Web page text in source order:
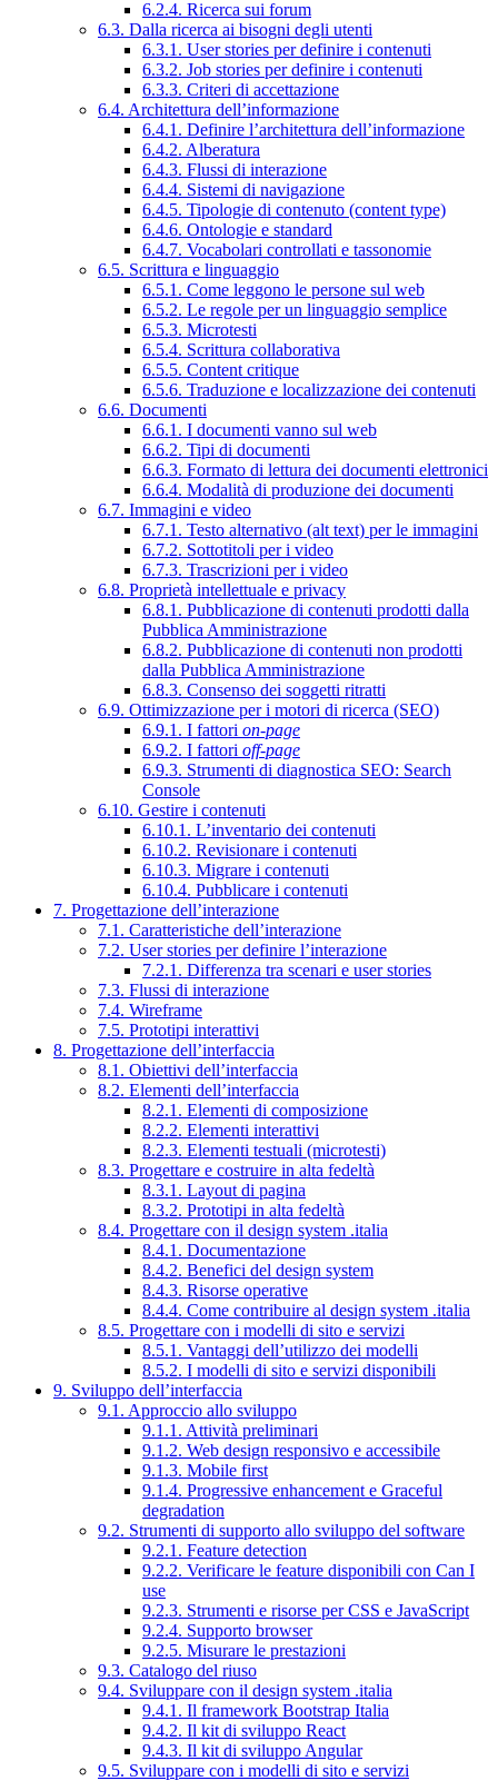
6.2.4. Ricerca sui forum
6.3. Dalla ricerca ai bisogni degli utenti
6.3.1. User stories per definire i contenuti
6.3.2. Job stories per definire i contenuti
6.3.3. Criteri di accettazione
6.4. Architettura dell’informazione
6.4.1. Definire l’architettura dell’informazione
6.4.2. Alberatura
6.4.3. Flussi di interazione
6.4.4. Sistemi di navigazione
6.4.5. Tipologie di contenuto (content type)
6.4.6. Ontologie e standard
6.4.7. Vocabolari controllati e tassonomie
6.5. Scrittura e linguaggio
6.5.1. Come leggono le persone sul web
6.5.2. Le regole per un linguaggio semplice
6.5.3. Microtesti
6.5.4. Scrittura collaborativa
6.5.5. Content critique
6.5.6. Traduzione e localizzazione dei contenuti
6.6. Documenti
6.6.1. I documenti vanno sul web
6.6.2. Tipi di documenti
6.6.3. Formato di lettura dei documenti elettronici
6.6.4. Modalità di produzione dei documenti
6.7. Immagini e video
6.7.1. Testo alternativo (alt text) per le immagini
6.7.2. Sottotitoli per i video
6.7.3. Trascrizioni per i video
6.8. Proprietà intellettuale e privacy
6.8.1. Pubblicazione di contenuti prodotti dalla
Pubblica Amministrazione
6.8.2. Pubblicazione di contenuti non prodotti
dalla Pubblica Amministrazione
6.8.3. Consenso dei soggetti ritratti
6.9. Ottimizzazione per i motori di ricerca (SEO)
6.9.1. I fattori on-page
6.9.2. I fattori off-page
6.9.3. Strumenti di diagnostica SEO: Search
Console
6.10. Gestire i contenuti
6.10.1. L’inventario dei contenuti
6.10.2. Revisionare i contenuti
6.10.3. Migrare i contenuti
6.10.4. Pubblicare i contenuti
7. Progettazione dell’interazione
7.1. Caratteristiche dell’interazione
7.2. User stories per definire l’interazione
7.2.1. Differenza tra scenari e user stories
7.3. Flussi di interazione
7.4. Wireframe
7.5. Prototipi interattivi
8. Progettazione dell’interfaccia
8.1. Obiettivi dell’interfaccia
8.2. Elementi dell’interfaccia
8.2.1. Elementi di composizione
8.2.2. Elementi interattivi
8.2.3. Elementi testuali (microtesti)
8.3. Progettare e costruire in alta fedeltà
8.3.1. Layout di pagina
8.3.2. Prototipi in alta fedeltà
8.4. Progettare con il design system .italia
8.4.1. Documentazione
8.4.2. Benefici del design system
8.4.3. Risorse operative
8.4.4. Come contribuire al design system .italia
8.5. Progettare con i modelli di sito e servizi
8.5.1. Vantaggi dell’utilizzo dei modelli
8.5.2. I modelli di sito e servizi disponibili
9. Sviluppo dell’interfaccia
9.1. Approccio allo sviluppo
9.1.1. Attività preliminari
9.1.2. Web design responsivo e accessibile
9.1.3. Mobile first
9.1.4. Progressive enhancement e Graceful
degradation
9.2. Strumenti di supporto allo sviluppo del software
9.2.1. Feature detection
9.2.2. Verificare le feature disponibili con Can I
use
9.2.3. Strumenti e risorse per CSS e JavaScript
9.2.4. Supporto browser
9.2.5. Misurare le prestazioni
9.3. Catalogo del riuso
9.4. Sviluppare con il design system .italia
9.4.1. Il framework Bootstrap Italia
9.4.2. Il kit di sviluppo React
9.4.3. Il kit di sviluppo Angular
9.5. Sviluppare con i modelli di sito e servizi